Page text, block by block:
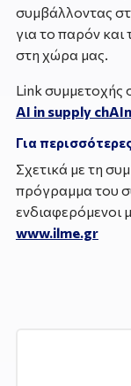
συμβάλλοντας
για το παρόν
στη χώρα μας.
Link συμμετοχής
AI in supply chAIn
Για
Σχετικά με τη
πρόγραμμα του
ενδιαφερόμενοι
www.ilme.gr